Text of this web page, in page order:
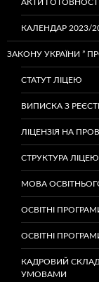
АКТИ
КАЛЕНДАР 2023/
ЗАКОНУ УКРАЇНИ ”
СТАТУТ ЛІЦЕЮ
ВИПИСКА З
ЛІЦЕНЗІЯ НА
СТРУКТУРА ЛІЦЕЮ
МОВА
ОСВІТНІ
ОСВІТНІ
КАДРОВИЙ СКЛАД
УМОВАМИ